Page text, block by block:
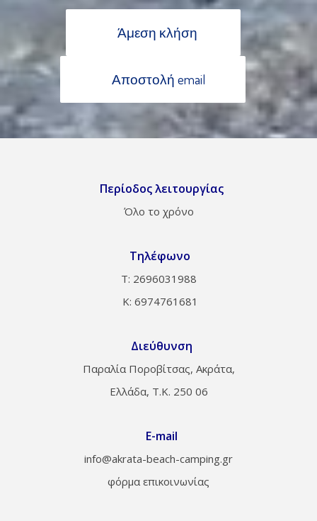
Άμεση κλήση
Αποστολή email
Περίοδος λειτουργίας
Όλο το χρόνο
Τηλέφωνο
Τ: 2696031988
Κ: 6974761681
Διεύθυνση
Παραλία Ποροβίτσας, Ακράτα,
Ελλάδα, Τ.Κ. 250 06
E-mail
info@akrata-beach-camping.gr
φόρμα επικοινωνίας